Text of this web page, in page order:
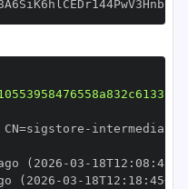
CN=sigstore -
(2026 -03 - 18T12 : 08 :
(2026 -03 - 18T12 : 18 : 45+00